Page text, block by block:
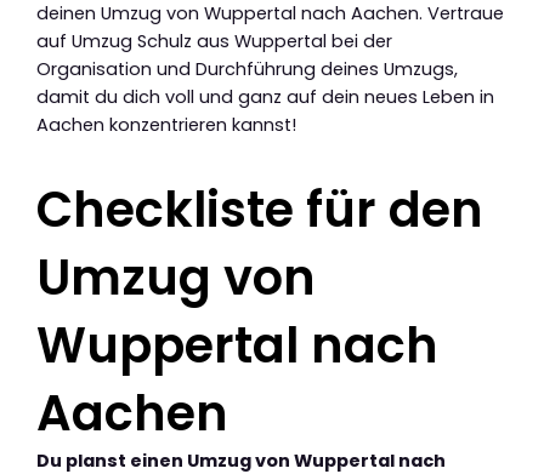
deinen Umzug von Wuppertal nach Aachen. Vertraue
auf Umzug Schulz aus Wuppertal bei der
Organisation und Durchführung deines Umzugs,
damit du dich voll und ganz auf dein neues Leben in
Aachen konzentrieren kannst!
Checkliste für den
Umzug von
Wuppertal nach
Aachen
Du planst einen Umzug von Wuppertal nach